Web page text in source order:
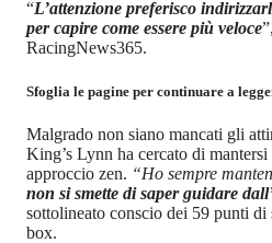
“L’attenzione preferisco
per capire come essere più veloce
RacingNews365.
Sfoglia le pagine per continuare a
Malgrado non siano mancati gli
King’s Lynn ha cercato di
approccio zen. “Ho sempre
non si smette di saper guidare
sottolineato conscio dei 59 punti
box.